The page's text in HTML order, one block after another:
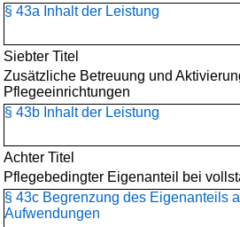
§ 43a Inhalt der Leistung
Siebter Titel
Zusätzliche Betreuung und
Pflegeeinrichtungen
§ 43b Inhalt der Leistung
Achter Titel
Pflegebedingter Eigenanteil bei
§ 43c Begrenzung des Eigenanteils
Aufwendungen